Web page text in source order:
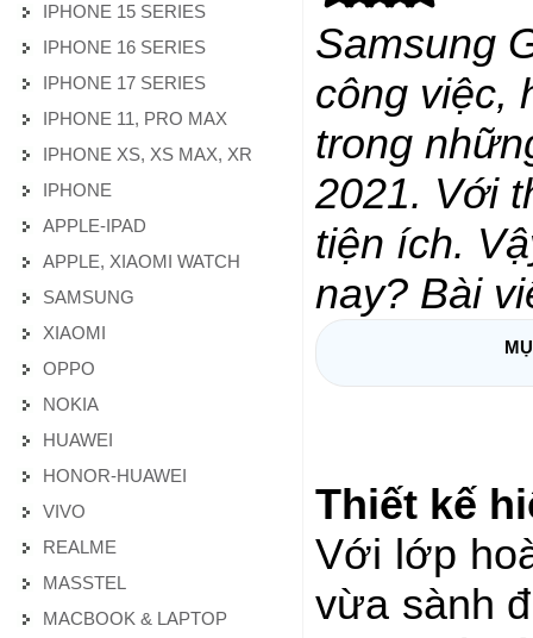
IPHONE 15 SERIES
IPHONE 16 SERIES
IPHONE 17 SERIES
IPHONE 11, PRO MAX
IPHONE XS, XS MAX, XR
IPHONE
APPLE-IPAD
APPLE, XIAOMI WATCH
SAMSUNG
XIAOMI
OPPO
NOKIA
HUAWEI
HONOR-HUAWEI
VIVO
REALME
MASSTEL
MACBOOK & LAPTOP
Samsung
công việc,
trong
2021. Với
tiện ích.
nay? Bài
Thiết kế
Với lớp
vừa sành